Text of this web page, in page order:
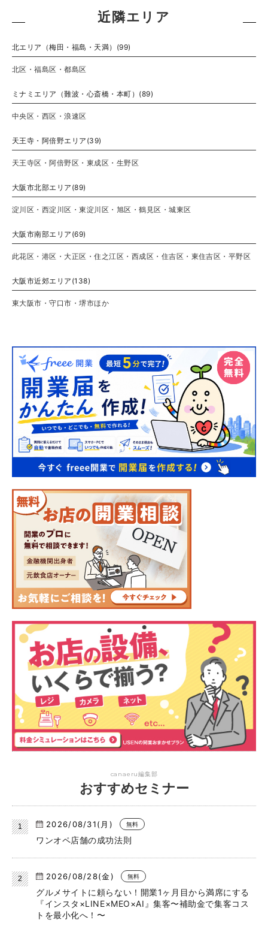
近隣エリア
北エリア（梅田・福島・天満）(99)
北区・福島区・都島区
ミナミエリア（難波・心斎橋・本町）(89)
中央区・西区・浪速区
天王寺・阿倍野エリア(39)
天王寺区・阿倍野区・東成区・生野区
大阪市北部エリア(89)
淀川区・西淀川区・東淀川区・旭区・鶴見区・城東区
大阪市南部エリア(69)
此花区・港区・大正区・住之江区・西成区・住吉区・東住吉区・平野区
大阪市近郊エリア(138)
東大阪市・守口市・堺市ほか
canaeru編集部
おすすめセミナー
2026/08/31(月) 無料
ワンオペ店舗の成功法則
2026/08/28(金) 無料
グルメサイトに頼らない！開業1ヶ月目から満席にする
『インスタ×LINE×MEO×AI』集客〜補助金で集客コス
トを最小化へ！〜